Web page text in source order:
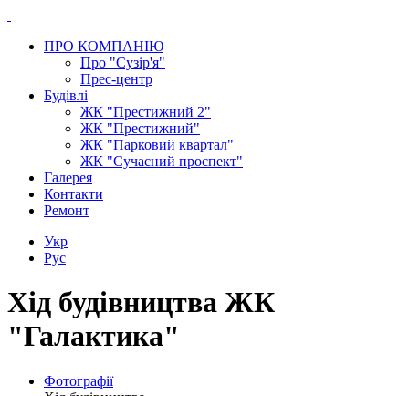
ПРО КОМПАНІЮ
Про "Сузір'я"
Прес-центр
Будівлі
ЖК "Престижний 2"
ЖК "Престижний"
ЖК "Парковий квартал"
ЖК "Сучасний проспект"
Галерея
Контакти
Ремонт
Укр
Рус
Хід будівництва ЖК
"Галактика"
Фотографії